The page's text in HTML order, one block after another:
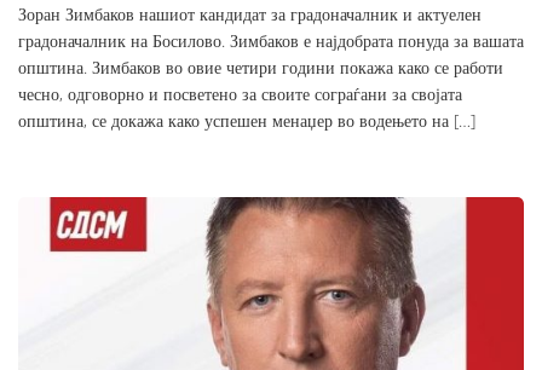
Зоран Зимбаков нашиот кандидат за градоначалник и актуелен
градоначалник на Босилово. Зимбаков е најдобрата понуда за вашата
општина. Зимбаков во овие четири години покажа како се работи
чесно, одговорно и посветено за своите сограѓани за својата
општина, се докажа како успешен менаџер во водењето на […]